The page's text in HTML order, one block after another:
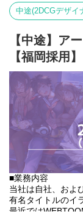
紙媒体や従来の電
縦読み漫画特有の
中で、今後も新し
これまでの固定概
ジをしたい、面白
そんな想いを強く
思っています。
あの映画の演出
な・・・
ぜひその気持ちを
メンバーは8割が
作品を生み出す悩
を見れば心強い仲
ぜひ一緒に弊社
中途(2DCGデザイ
【中途】ア
【福岡採用】
■業務内容
当社は自社、およ
有名タイトルのイ
最近では